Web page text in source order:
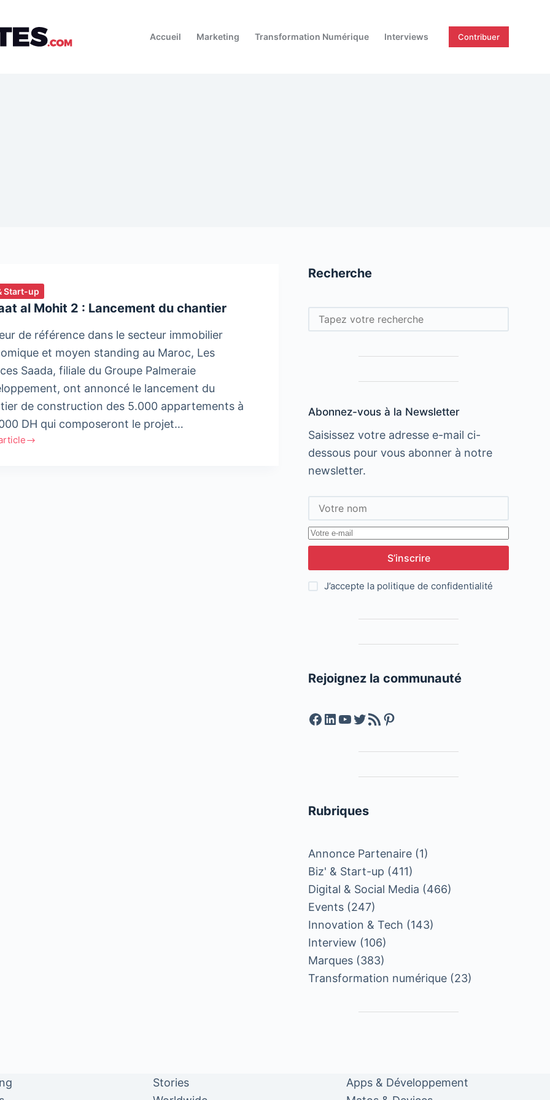
Accueil Marketing Transformation Numérique Interviews Contribuer
Start-up
al Mohit 2 : Lancement du chantier
de référence dans le secteur immobilier
et moyen standing au Maroc, Les
Saada, filiale du Groupe Palmeraie
ont annoncé le lancement du
de construction des 5.000 appartements à
DH qui composeront le projet…
Recherche
Rechercher
Abonnez-vous à la Newsletter
Saisissez votre adresse e-mail ci-
dessous pour vous abonner à notre
newsletter.
S’inscrire
J’accepte la politique de confidentialité
Rejoignez la communauté
Facebook
LinkedIn
YouTube
Twitter
Feed RSSPinterest
Rubriques
Annonce Partenaire (1)
Biz' & Start-up (411)
Digital & Social Media (466)
Events (247)
Innovation & Tech (143)
Interview (106)
Marques (383)
Transformation numérique (23)
Stories
Apps & Développement